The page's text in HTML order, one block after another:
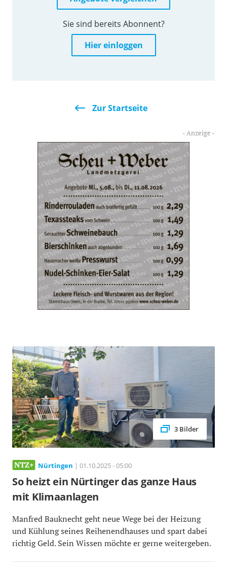
Sie sind bereits Abonnent?
Hier einloggen
Zur Startseite
3 Bilder
Nürtingen | 01.10.2025 - 05:00
So heizt ein Nürtinger das ganze Haus
mit Klimaanlagen
Manfred Bauknecht geht neue Wege bei der Heizung
und Kühlung seines Reihenendhauses und spart dabei
richtig Geld. Sein Wissen möchte er gerne weitergeben.